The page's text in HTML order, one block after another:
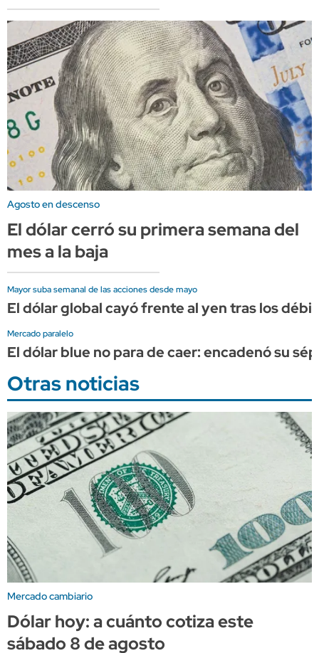
Agosto en descenso
El dólar cerró su primera semana del
mes a la baja
Mayor suba semanal de las acciones desde mayo
El dólar global cayó frente al yen tras los
Mercado paralelo
El dólar blue no para de caer: encadenó su
Otras noticias
Mercado cambiario
Dólar hoy: a cuánto cotiza este
sábado 8 de agosto